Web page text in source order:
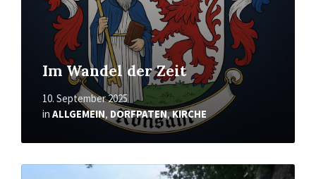
Im Wandel der Zeit
10. September 2025
in ALLGEMEIN, DORFPATEN,KIRCHE
Mehr